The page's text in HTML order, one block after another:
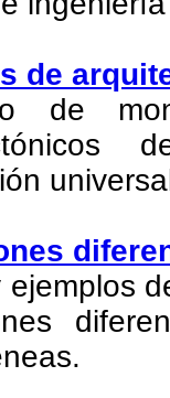
de
de
ejemplos